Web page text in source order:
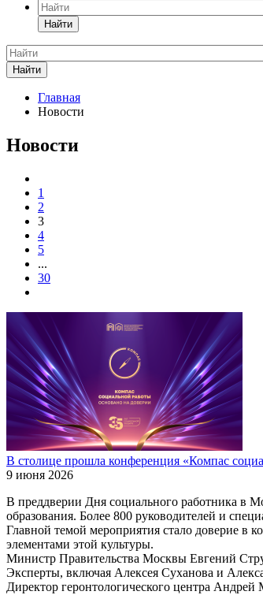
Найти
Найти
Главная
Новости
Новости
1
2
3
4
5
...
30
В столице прошла конференция «Компас
9 июня 2026
В преддверии Дня социального работника в
образования. Более 800 руководителей и
Главной темой мероприятия стало доверие в
элементами этой культуры.
Министр Правительства Москвы Евгений
Эксперты, включая Алексея Суханова и
Директор геронтологического центра